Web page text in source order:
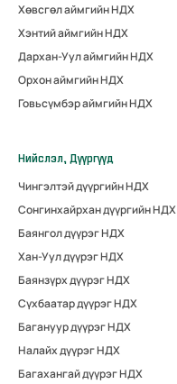
Хөвсгөл аймгийн НДХ
Хэнтий аймгийн НДХ
Дархан-Уул аймгийн НДХ
Орхон аймгийн НДХ
Говьсүмбэр аймгийн НДХ
Нийслэл, Дүүргүүд
Чингэлтэй дүүргийн НДХ
Сонгинхайрхан дүүргийн НДХ
Баянгол дүүрэг НДХ
Хан-Уул дүүрэг НДХ
Баянзүрх дүүрэг НДХ
Сүхбаатар дүүрэг НДХ
Багануур дүүрэг НДХ
Налайх дүүрэг НДХ
Багахангай дүүрэг НДХ